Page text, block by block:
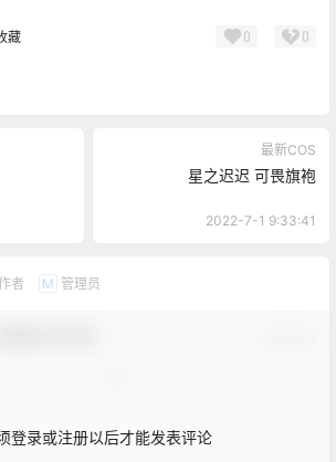
藏 0 0
最新COS
星之迟迟 可畏旗袍
2022-7-1 9:33:41
者 M 管理员
登录或注册以后才能发表评论